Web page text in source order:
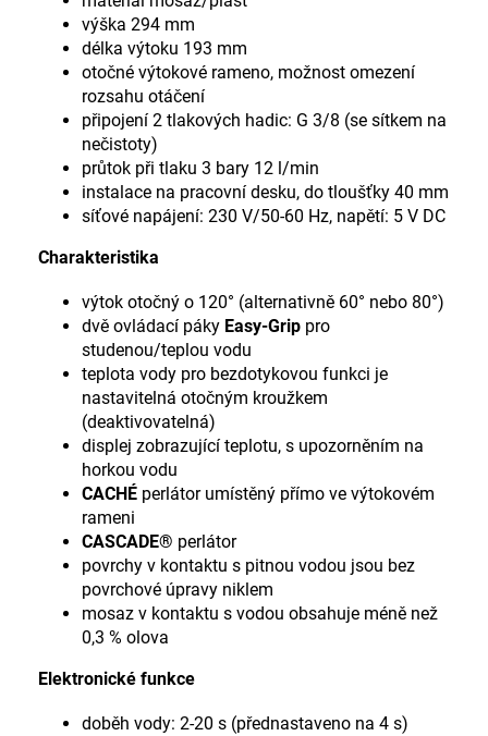
výška 294 mm
délka výtoku 193 mm
otočné výtokové rameno, možnost omezení
rozsahu otáčení
připojení 2 tlakových hadic: G 3/8 (se sítkem na
nečistoty)
průtok při tlaku 3 bary 12 l/min
instalace na pracovní desku, do tloušťky 40 mm
síťové napájení: 230 V/50-60 Hz, napětí: 5 V DC
Charakteristika
výtok otočný o 120° (alternativně 60° nebo 80°)
dvě ovládací páky Easy-Grip pro
studenou/teplou vodu
teplota vody pro bezdotykovou funkci je
nastavitelná otočným kroužkem
(deaktivovatelná)
displej zobrazující teplotu, s upozorněním na
horkou vodu
CACHÉ perlátor umístěný přímo ve výtokovém
rameni
CASCADE® perlátor
povrchy v kontaktu s pitnou vodou jsou bez
povrchové úpravy niklem
mosaz v kontaktu s vodou obsahuje méně než
0,3 % olova
Elektronické funkce
doběh vody: 2-20 s (přednastaveno na 4 s)